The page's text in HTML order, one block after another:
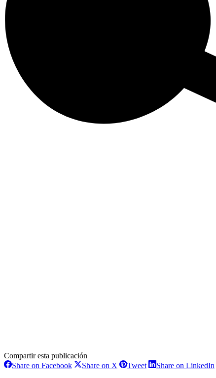
Compartir esta publicación
Share on FacebookShareShare on X ShareTweetShareShare on LinkedIn